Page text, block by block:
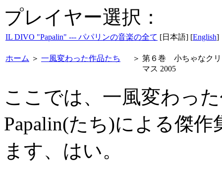
プレイヤー選択：
IL DIVO "Papalin" --- パパリンの音楽の全て [日本語] [English]
ホーム ＞ 一風変わった作品たち ＞ 第６巻 小ちゃなク
マス 2005
ここでは、一風変わっ
Papalin(たち)による傑
ます、はい。